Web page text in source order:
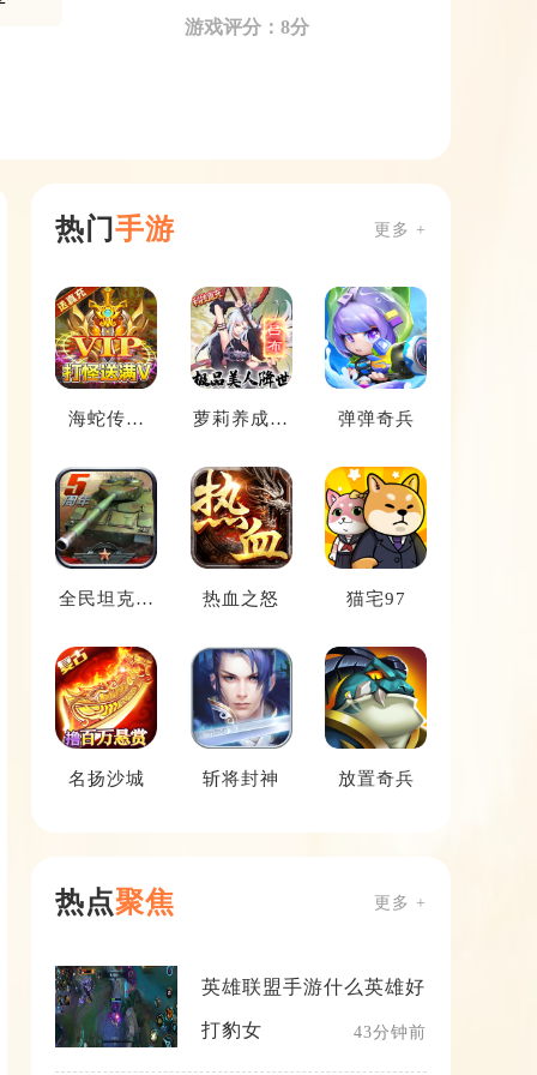
游戏评分：8分
热门手游 更多 +
海蛇传奇
萝莉养成计
弹弹奇兵
全民坦克联
热血之怒 猫宅97
名扬沙城 斩将封神 放置奇兵
热点聚焦 更多 +
英雄联盟手游什么英雄好
打豹女 43分钟前